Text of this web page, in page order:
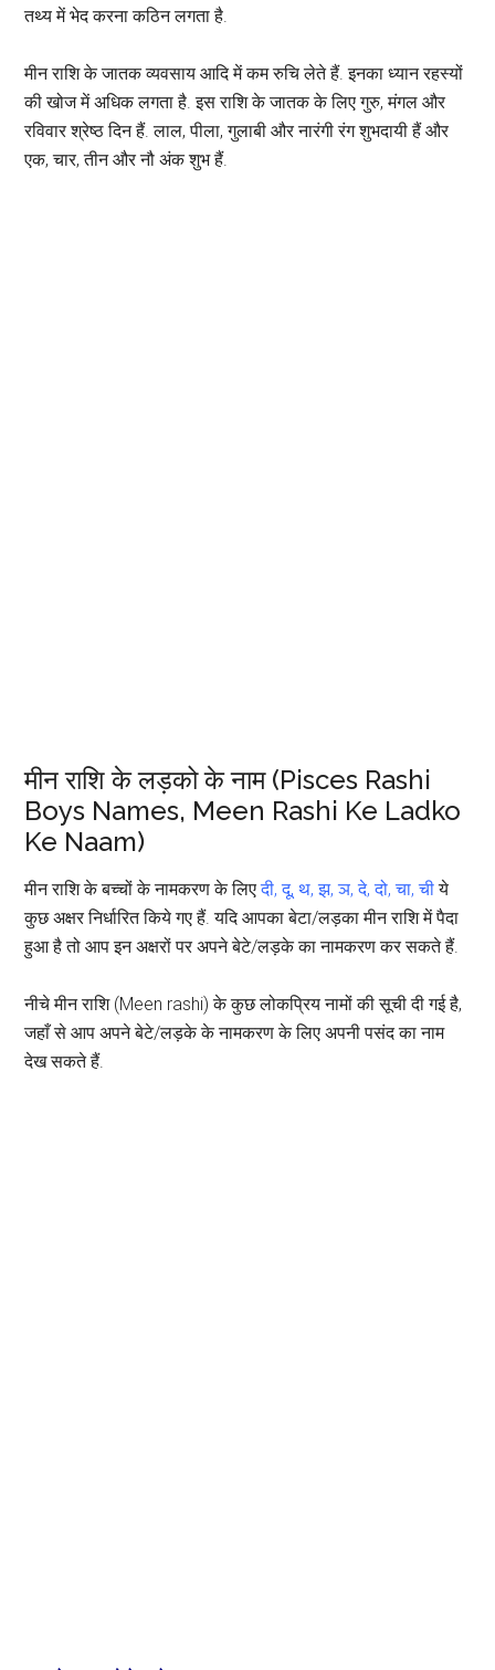
तथ्य में भेद करना कठिन लगता है.
मीन राशि के जातक व्यवसाय आदि में कम रुचि लेते हैं. इनका ध्यान रहस्यों
की खोज में अधिक लगता है. इस राशि के जातक के लिए गुरु, मंगल और
रविवार श्रेष्‍ठ दिन हैं. लाल, पीला, गुलाबी और नारंगी रंग शुभदायी हैं और
एक, चार, तीन और नौ अंक शुभ हैं.
मीन राशि के लड़को के नाम (Pisces Rashi
Boys Names, Meen Rashi Ke Ladko
Ke Naam)
मीन राशि के बच्चों के नामकरण के लिएदी, दू, थ, झ, ञ, दे, दो, चा, चीये
कुछ अक्षर निर्धारित किये गए हैं. यदि आपका बेटा/लड़का मीन राशि में पैदा
हुआ है तो आप इन अक्षरों पर अपने बेटे/लड़के का नामकरण कर सकते हैं.
नीचे मीन राशि (Meen rashi) के कुछ लोकप्रिय नामों की सूची दी गई है,
जहाँ से आप अपने बेटे/लड़के के नामकरण के लिए अपनी पसंद का नाम
देख सकते हैं.